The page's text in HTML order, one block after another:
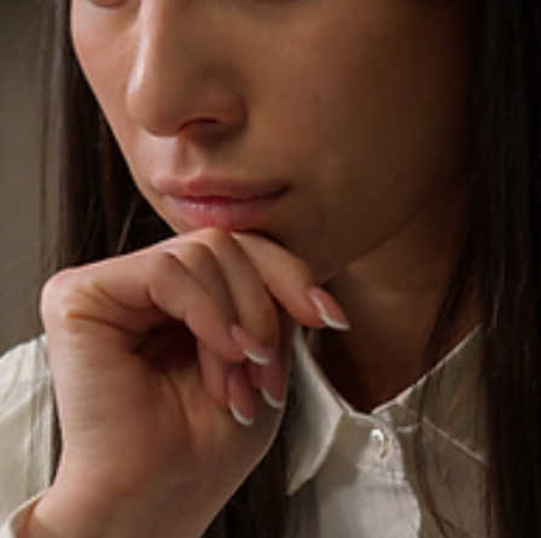
Societário
O que é necessário para estruturar um Acordo de
Sócios?